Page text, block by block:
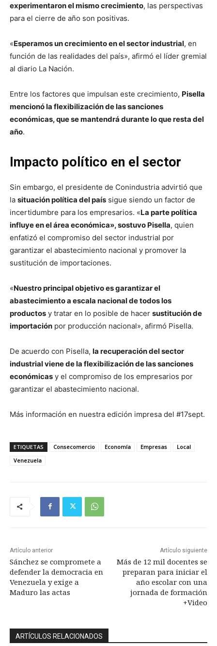
experimentaron el mismo crecimiento, las perspectivas
para el cierre de año son positivas.
«Esperamos un crecimiento en el sector industrial, en
función de las realidades del país», afirmó el líder gremial
al diario La Nación.
Entre los factores que impulsan este crecimiento, Pisella
mencionó la flexibilización de las sanciones
económicas, que se mantendrá durante lo que resta del
año.
Impacto político en el sector
Sin embargo, el presidente de Conindustria advirtió que
la situación política del país sigue siendo un factor de
incertidumbre para los empresarios. «La parte política
influye en el área económica», sostuvo Pisella, quien
enfatizó el compromiso del sector industrial por
garantizar el abastecimiento nacional y promover la
sustitución de importaciones.
«Nuestro principal objetivo es garantizar el
abastecimiento a escala nacional de todos los
productos y tratar en lo posible de hacer sustitución de
importación por producción nacional», afirmó Pisella.
De acuerdo con Pisella, la recuperación del sector
industrial viene de la flexibilización de las sanciones
económicas y el compromiso de los empresarios por
garantizar el abastecimiento nacional.
Más información en nuestra edición impresa del #17sept.
ETIQUETAS Consecomercio Economía Empresas
Local
Venezuela
Artículo anterior
Sánchez se compromete a
defender la democracia en
Venezuela y exige a
Maduro las actas
Artículo siguiente
Más de 12 mil docentes se
preparan para iniciar el
año escolar con una
jornada de formación
+Video
ARTÍCULOS RELACIONADOS